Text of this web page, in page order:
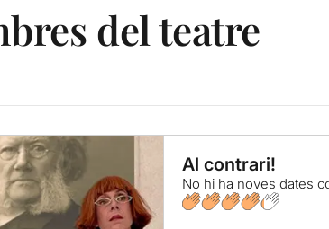
del teatre
Al contrari!
No hi ha noves dates